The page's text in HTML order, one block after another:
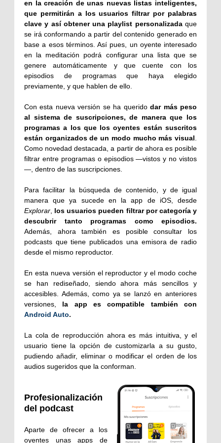
en la creación de unas nuevas listas inteligentes,
que permitirán a los usuarios filtrar por palabras
clave y así obtener una playlist personalizadaque
se irá conformando a partir del contenido generado en
base a esos términos. Así pues, un oyente interesado
en la meditación podrá configurar una lista que se
genere automáticamente y que cuente con los
episodios de programas que haya elegido
previamente, y que hablen de ello.
Con esta nueva versión se ha queridodar más peso
al sistema de suscripciones, de manera que los
programas a los que los oyentes están suscritos
están organizados de un modo mucho más visual.
Como novedad destacada, a partir de ahora es posible
filtrar entre programas o episodios —vistos y no vistos
—, dentro de las suscripciones.
Para facilitar la búsqueda de contenido, y de igual
manera que ya sucede en la app de iOS, desde
Explorar, los usuarios pueden filtrar por categoría y
descubrir tanto programas como episodios.
Además, ahora también es posible consultar los
podcasts que tiene publicados una emisora de radio
desde el mismo reproductor.
En esta nueva versión el reproductor y el modo coche
se han rediseñado, siendo ahora más sencillos y
accesibles. Además, como ya se lanzó en anteriores
versiones, la app es compatible también con
Android Auto.
La cola de reproducción ahora es más intuitiva, y el
usuario tiene la opción de customizarla a su gusto,
pudiendo añadir, eliminar o modificar el orden de los
audios sugeridos que la conforman.
Profesionalización
del podcast
Aparte de ofrecer a los
oyentes unas apps de